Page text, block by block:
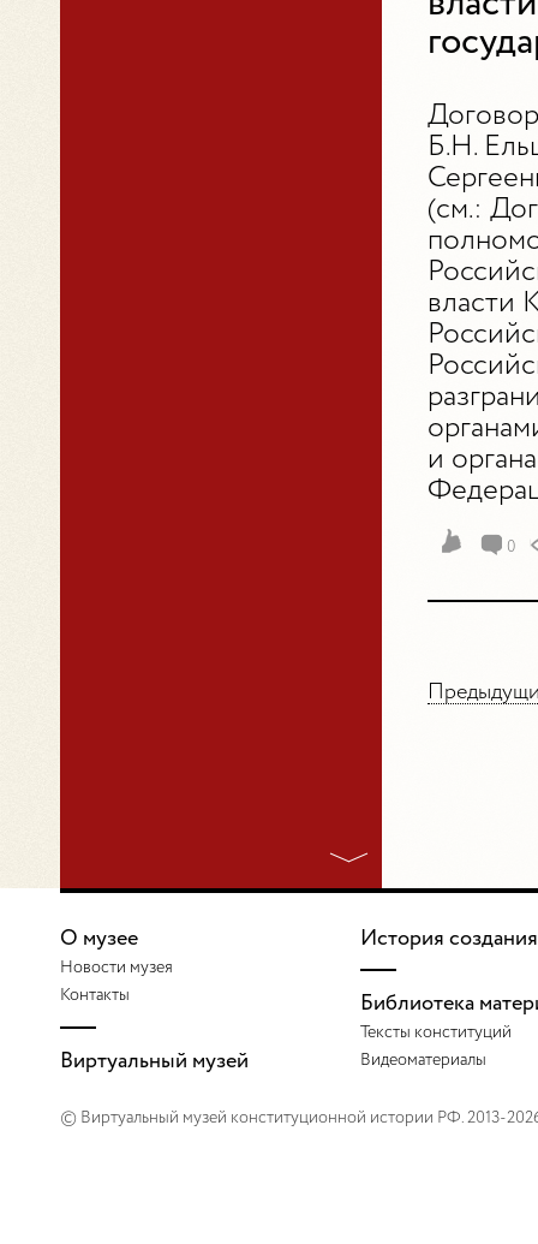
Б.Н.
(см.:
власти
и
0
О музее
Новости музея
Контакты
Виртуальный музей
История создания
Библиотека
Тексты конституций
Видеоматериалы
© Виртуальный музей конституционной истории РФ. 2013-